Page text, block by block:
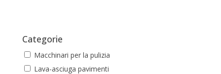
Categorie
Macchinari per la pulizia
Lava-asciuga pavimenti